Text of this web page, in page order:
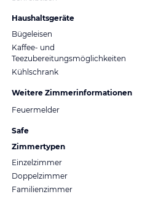
Haushaltsgeräte
Bügeleisen
Kaffee- und
Teezubereitungsmöglichkeiten
Kühlschrank
Weitere Zimmerinformationen
Feuermelder
Safe
Zimmertypen
Einzelzimmer
Doppelzimmer
Familienzimmer